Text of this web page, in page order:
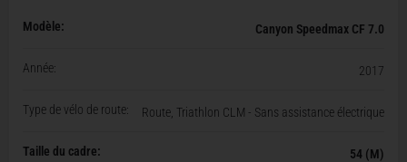
Modèle: Canyon Speedmax CF 7.0
Année: 2017
Type de vélo de route: Route, Triathlon CLM - Sans assistance électrique
Taille du cadre: 54 (M)